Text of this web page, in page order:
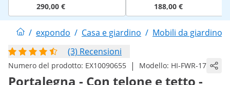
290,00 € 188,00 €
/ expondo / Casa e giardino / Mobili da giardino
(3) Recensioni
Numero del prodotto: EX10090655 | Modello: HI-FWR-17
Portalegna - Con telone e tetto -